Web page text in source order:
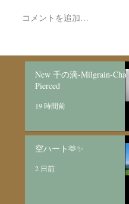
Made to order Skull
コメントを追加…
New 千の滴-Milgrain-Chain
Pierced
19 時間前
空ハート🫶✨
2 日前